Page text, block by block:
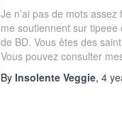
Je n’ai pas de mots
me soutiennent sur
de BD. Vous êtes des
Vous pouvez consulter
By Insolente Veggie, 4